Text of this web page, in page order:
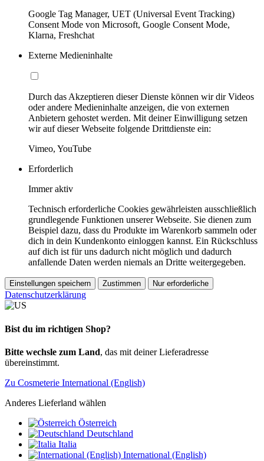
Google Tag Manager, UET (Universal Event Tracking)
Consent Mode von Microsoft, Google Consent Mode,
Klarna, Freshchat
Externe Medieninhalte
Durch das Akzeptieren dieser Dienste können wir dir Videos
oder andere Medieninhalte anzeigen, die von externen
Anbietern gehostet werden. Mit deiner Einwilligung setzen
wir auf dieser Webseite folgende Drittdienste ein:
Vimeo, YouTube
Erforderlich
Immer aktiv
Technisch erforderliche Cookies gewährleisten ausschließlich
grundlegende Funktionen unserer Webseite. Sie dienen zum
Beispiel dazu, dass du Produkte im Warenkorb sammeln oder
dich in dein Kundenkonto einloggen kannst. Ein Rückschluss
auf dich ist für uns dadurch nicht möglich und dadurch
anfallende Daten werden niemals an Dritte weitergegeben.
Einstellungen speichern Zustimmen Nur erforderliche
Datenschutzerklärung
Bist du im richtigen Shop?
Bitte wechsle zum Land, das mit deiner Lieferadresse
übereinstimmt.
Zu Cosmeterie International (English)
Anderes Lieferland wählen
Österreich
Deutschland
Italia
International (English)